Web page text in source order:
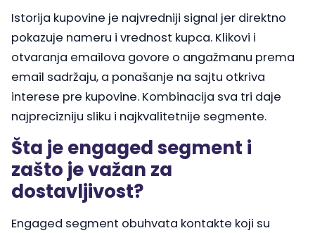
Istorija kupovine je najvredniji signal jer direktno
pokazuje nameru i vrednost kupca. Klikovi i
otvaranja emailova govore o angažmanu prema
email sadržaju, a ponašanje na sajtu otkriva
interese pre kupovine. Kombinacija sva tri daje
najprecizniju sliku i najkvalitetnije segmente.
Šta je engaged segment i
zašto je važan za
dostavljivost?
Engaged segment obuhvata kontakte koji su